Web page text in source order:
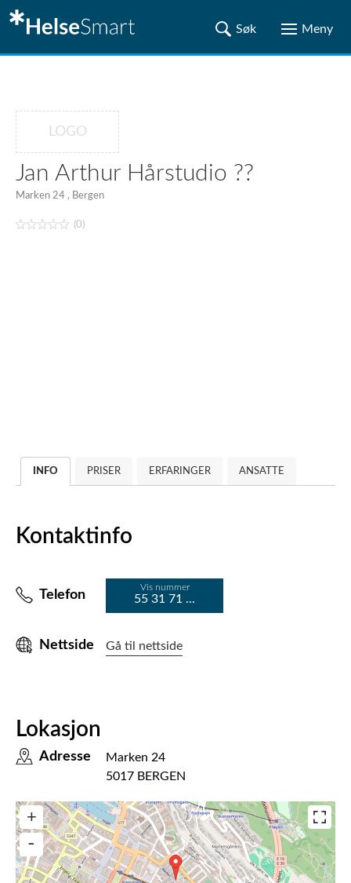
LOGO
Jan Arthur Hårstudio ??
Marken 24 , Bergen
(0)
INFO PRISER ERFARINGER ANSATTE
Kontaktinfo
Telefon
Vis nummer
55 31 71 ...
Nettside Gå til nettside
Lokasjon
Adresse
Marken 24
5017 BERGEN